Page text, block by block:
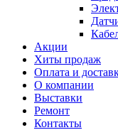
Акции
Хиты продаж
Оплата и
О компании
Выставки
Ремонт
Контакты